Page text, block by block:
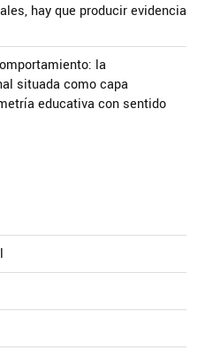
hay que producir evidencia
la
situada como capa
educativa con sentido